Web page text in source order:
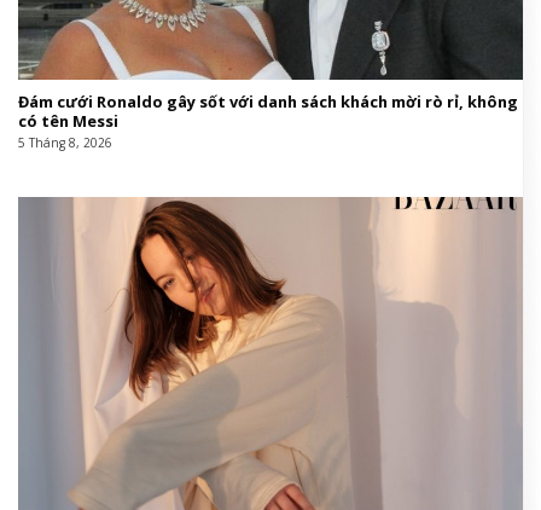
Đám cưới Ronaldo gây sốt với danh sách khách mời rò rỉ, không
có tên Messi
5 Tháng 8, 2026